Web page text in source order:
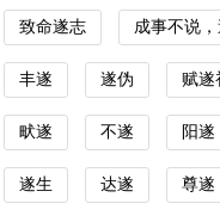
致命遂志 成事不说
丰遂 遂伪 赋遂
畎遂 不遂 阳遂
遂生 达遂 尊遂